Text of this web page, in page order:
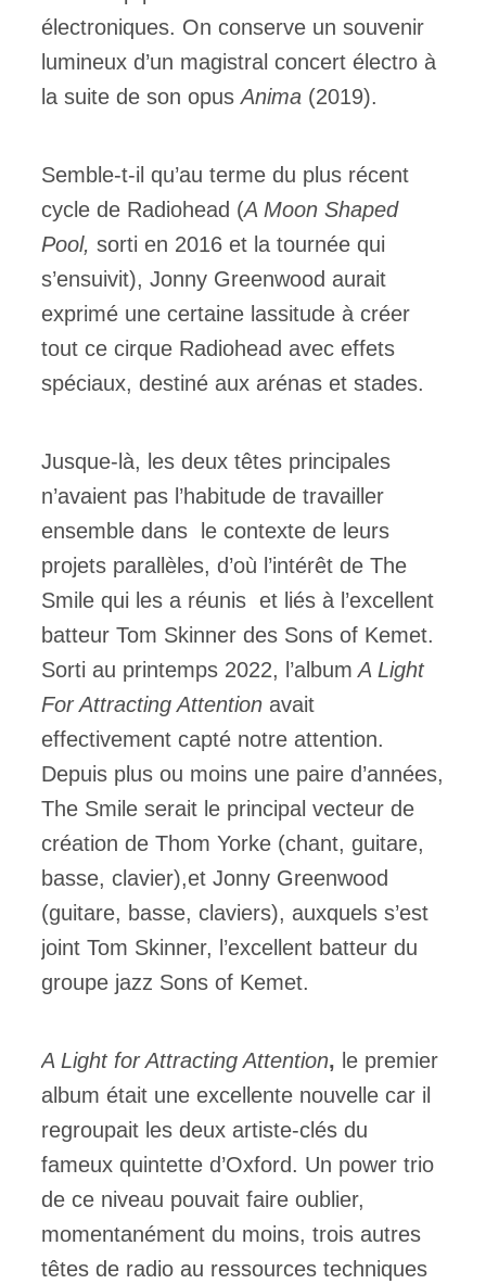
électroniques. On conserve un souvenir
lumineux d’un magistral concert électro à
la suite de son opus Anima (2019).
Semble-t-il qu’au terme du plus récent
cycle de Radiohead (A Moon Shaped
Pool, sorti en 2016 et la tournée qui
s’ensuivit), Jonny Greenwood aurait
exprimé une certaine lassitude à créer
tout ce cirque Radiohead avec effets
spéciaux, destiné aux arénas et stades.
Jusque-là, les deux têtes principales
n’avaient pas l’habitude de travailler
ensemble dans le contexte de leurs
projets parallèles, d’où l’intérêt de The
Smile qui les a réunis et liés à l’excellent
batteur Tom Skinner des Sons of Kemet.
Sorti au printemps 2022, l’album A Light
For Attracting Attention avait
effectivement capté notre attention.
Depuis plus ou moins une paire d’années,
The Smile serait le principal vecteur de
création de Thom Yorke (chant, guitare,
basse, clavier),et Jonny Greenwood
(guitare, basse, claviers), auxquels s’est
joint Tom Skinner, l’excellent batteur du
groupe jazz Sons of Kemet.
A Light for Attracting Attention, le premier
album était une excellente nouvelle car il
regroupait les deux artiste-clés du
fameux quintette d’Oxford. Un power trio
de ce niveau pouvait faire oublier,
momentanément du moins, trois autres
têtes de radio au ressources techniques